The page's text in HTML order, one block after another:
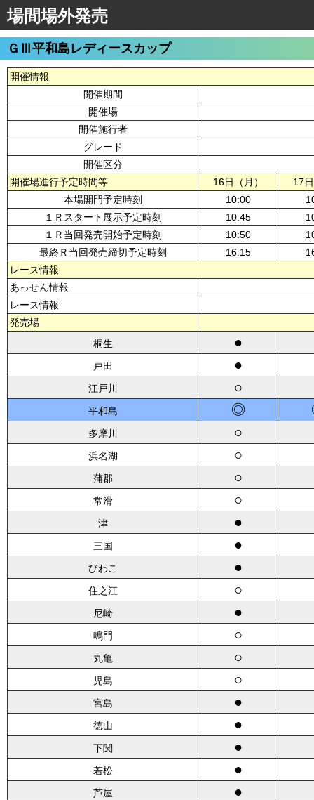
場間場外発売
ＧⅢ平和島レディースカップ
開催情報
開催期間
開催場
開催施行者
グレード
開催区分
開催場進行予定時間等
16日（月）
17
本場開門予定時刻
10:00
１Ｒスタート展示予定時刻
10:45
１Ｒ当回発売開始予定時刻
10:50
最終Ｒ当回発売締切予定時刻
16:15
レース情報
あっせん情報
レース情報
発売場
桐生
●
戸田 ●
江戸川 ○
平和島 ◎
多摩川 ○
浜名湖 ○
蒲郡 ○
常滑 ○
津 ●
三国 ●
びわこ ●
住之江 ○
尼崎 ●
鳴門 ○
丸亀 ○
児島 ○
宮島 ●
徳山 ●
下関 ●
若松 ●
芦屋 ●